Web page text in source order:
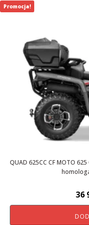
QUAD 625CC CF MOTO 625
36
Promocja!